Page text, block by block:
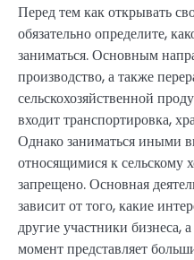
Перед тем как открывать
обязательно определите,
заниматься. Основным
производство, а также
сельскохозяйственной
входит транспортировка,
Однако заниматься иными
относящимися к сельскому
запрещено. Основная
зависит от того, какие
другие участники бизнеса,
момент представляет